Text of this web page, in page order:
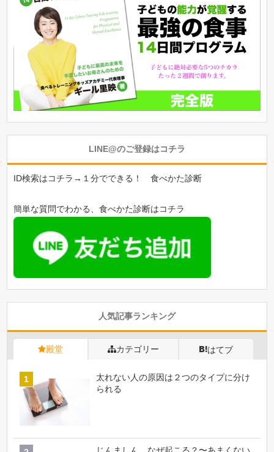
LINE@のご登録はコチラ
ID検索はコチラ→１分でできる！ 食べかた診断
簡単な質問でわかる、食べかた診断はコチラ
人気記事ランキング
殿堂 カテゴリー はてブ
太れない人の原因は２つのタイプに分け
られる
じんましん、なぜ起こる？〜あまくない